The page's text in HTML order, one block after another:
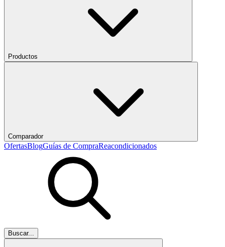
Productos
Comparador
OfertasBlogGuías de CompraReacondicionados
Buscar...